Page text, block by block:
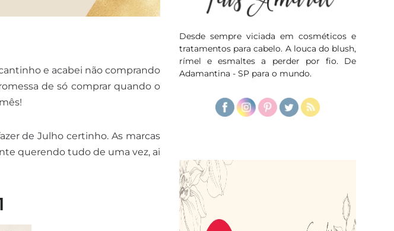
e acabei não comprando
de só comprar quando o
de Julho certinho. As marcas
querendo tudo de uma vez, ai
Desde sempre viciada em cosméticos e
tratamentos para cabelo. A louca do blush,
rímel e esmaltes a perder por fio. De
Adamantina - SP para o mundo.